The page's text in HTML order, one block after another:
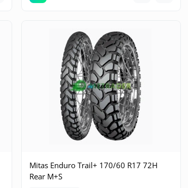
Mitas Enduro Trail+ 170/60 R17 72H
Rear M+S